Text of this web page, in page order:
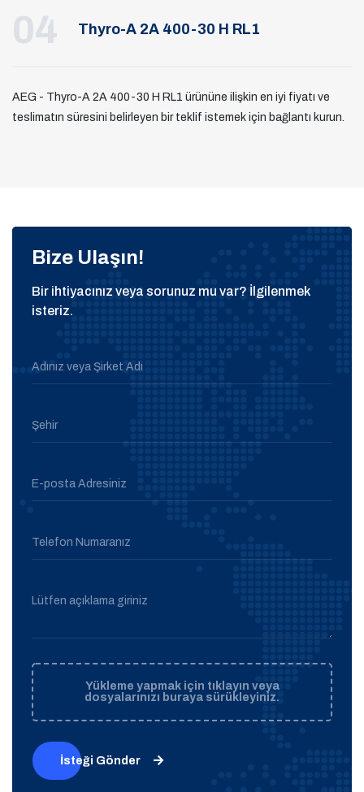
04 Thyro-A 2A 400-30 H RL1
AEG - Thyro-A 2A 400-30 H RL1 ürününe ilişkin en iyi fiyatı ve
teslimatın süresini belirleyen bir teklif istemek için bağlantı kurun.
Bize Ulaşın!
Bir ihtiyacınız veya sorunuz mu var? İlgilenmek
isteriz.
Adınız veya Şirket Adı
Şehir
E-posta Adresiniz
Telefon Numaranız
Lütfen açıklama giriniz
Yükleme yapmak için tıklayın veya
dosyalarınızı buraya sürükleyiniz.
İsteği Gönder